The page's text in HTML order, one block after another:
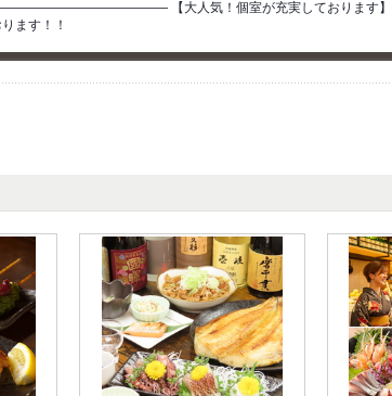
――――――――――――― 【大人気！個室が充実しております】
ます！！